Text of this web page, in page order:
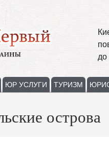
до
ЮР УСЛУГИ ТУРИЗМ
острова